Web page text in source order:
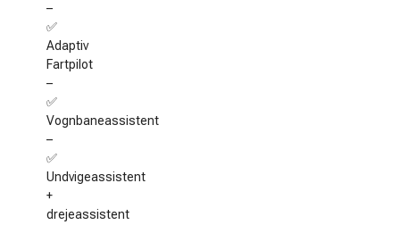
–
✅
Adaptiv
Fartpilot
–
✅
Vognbaneassistent
–
✅
Undvigeassistent
+
drejeassistent